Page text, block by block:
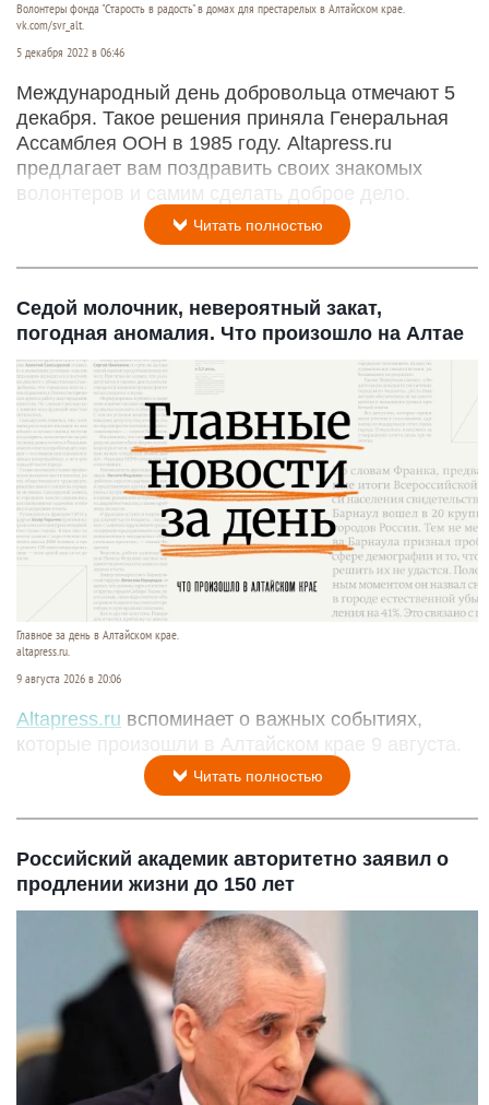
Волонтеры фонда "Старость в радость" в домах для престарелых в Алтайском крае.
vk.com/svr_alt.
5 декабря 2022 в 06:46
Международный день добровольца отмечают 5
декабря. Такое решения приняла Генеральная
Ассамблея ООН в 1985 году. Altapress.ru
предлагает вам поздравить своих знакомых
волонтеров и самим сделать доброе дело.
Читать полностью
Седой молочник, невероятный закат,
погодная аномалия. Что произошло на Алтае
Главное за день в Алтайском крае.
altapress.ru.
9 августа 2026 в 20:06
Altapress.ru вспоминает о важных событиях,
которые произошли в Алтайском крае 9 августа.
Читать полностью
Российский академик авторитетно заявил о
продлении жизни до 150 лет